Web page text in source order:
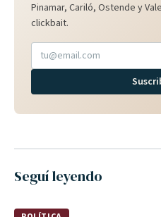
Pinamar, Cariló, Ostende y
clickbait.
Seguí leyendo